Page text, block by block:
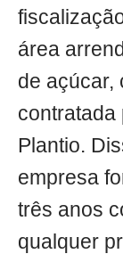
área
de açúcar,
contratada
Plantio.
empresa
três anos
qualquer